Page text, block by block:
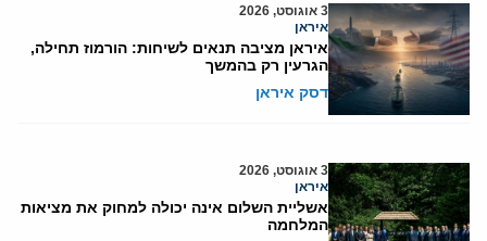
3 אוגוסט, 2026
איראן
איראן מציבה תנאים לשיחות: הורמוז תחילה,
הגרעין רק בהמשך
דסק איראן
3 אוגוסט, 2026
איראן
אשליית השלום אינה יכולה למחוק את מציאות
המלחמה